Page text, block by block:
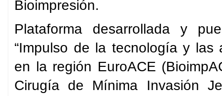
Bioimpresión.
Plataforma desarrollada y
“Impulso de la tecnología y las
en la región EuroACE
Cirugía de Mínima Invasión